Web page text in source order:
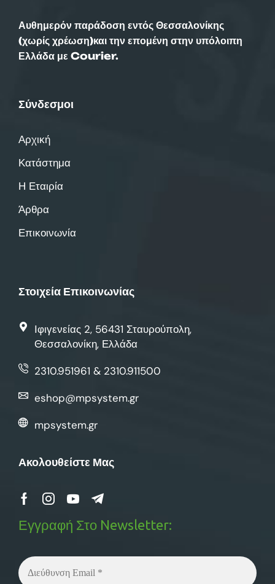
Αυθημερόν παράδοση εντός Θεσσαλονίκης
(χωρίς χρέωση)και την επομένη στην υπόλοιπη
Ελλάδα με Courier.
Σύνδεσμοι
Αρχική
Κατάστημα
Η Εταιρία
Άρθρα
Επικοινωνία
Στοιχεία Επικοινωνίας
Ιφιγενείας 2, 56431 Σταυρούπολη,
Θεσσαλονίκη, Ελλάδα
2310.951961 & 2310.911500
eshop@mpsystem.gr
mpsystem.gr
Ακολουθείστε Μας
Εγγραφή Στο Newsletter: